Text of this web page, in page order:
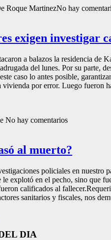
Roque MartinezNo hay
exigen investigar
a balazos la residencia de
del lunes. Por su parte,
caso lo antes posible,
vivienda por error. Luego fueron
No hay comentarios
al muerto?
policiales en nuestro
le explotó en el pecho, sino que
calificados al
sanitarios y fiscales, nos
DIA